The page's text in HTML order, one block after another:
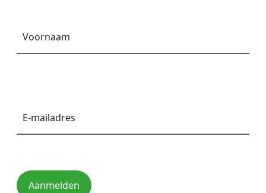
Aanmelden